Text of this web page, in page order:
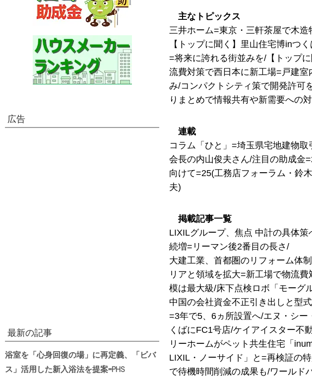
主なトピックス
三井ホーム=東京・三軒茶屋で木
【トップに聞く】里山住宅博inつ
=将来に誇れる街並みを/【トップ
流費対策で西日本に新工場=戸建
み/コンパクトシティ策で開発許可
りまとめで情報共有や新需要への
連載
コラム「ひと」=埼玉県宅地建物
会長の内山俊夫さん/注目の助成金
向けて=25(工務店フォーラム・鈴
夫)
掲載記事一覧
LIXILグループ、焦点 中計の具体
続増=リーマン後2番目の長さ/
大建工業、首都圏のリフォーム体
リアと領域を拡大=新工場で物流
模は最大級/床下点検ロボ「モーグ
中国の会社資金不正引き出しと型
=3年で5、6ヵ所設置へ/エヌ・シ
くばにFC1号店/ケイアイスター不
リーホームがペット共生住宅「
LIXIL・ノーサイド」と=再検証の
で待機時間削減の成果も/ワールド
広告
最新の記事
浴室を「心身回復の場」に再定義、「ビバ
ス」活用した新入浴法を提案=PHS